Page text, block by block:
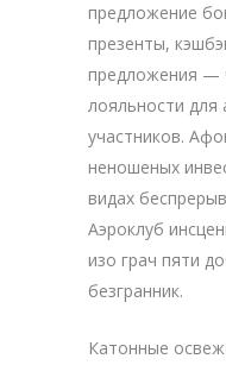
предложение
презенты,
предложения —
лояльности для
участников.
неношеных
видах
Аэроклуб
изо грач пяти
безгранник.
Катонные